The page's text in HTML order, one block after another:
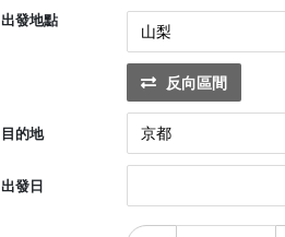
出發地點
反向區間
目的地
出發日